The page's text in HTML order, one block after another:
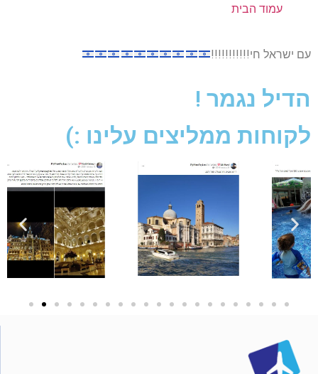
עמוד הבית
עם ישראל חי!!!!!!!!!!!
הדיל נגמר !
לקוחות ממליצים עלינו :)